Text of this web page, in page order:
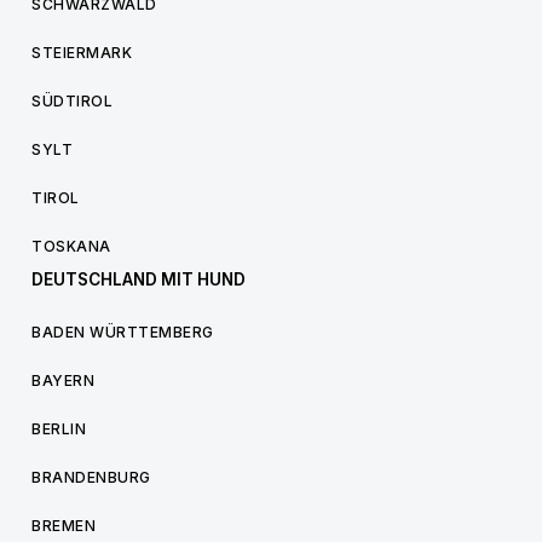
SCHWARZWALD
STEIERMARK
SÜDTIROL
SYLT
TIROL
TOSKANA
DEUTSCHLAND MIT HUND
BADEN WÜRTTEMBERG
BAYERN
BERLIN
BRANDENBURG
BREMEN